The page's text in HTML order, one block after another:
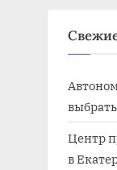
Центр
в